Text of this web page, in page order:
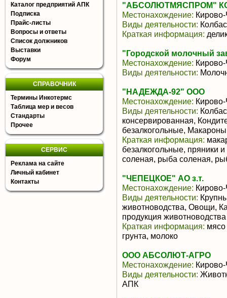
Каталог предприятий АПК
Подписка
Прайс-листы
Вопросы и ответы
Список должников
Выставки
Форум
СПРАВОЧНИК
Термины Инкотермс
Таблица мер и весов
Стандарты
Прочее
СЕРВИС
Реклама на сайте
Личный кабинет
Контакты
"АБСОЛЮТМЯСПРОМ"
Местонахождение:
Виды деятельности:
Краткая информация:
"Городской молочный
Местонахождение:
Виды деятельности:
"НАДЕЖДА-92" ООО
Местонахождение:
Виды деятельности:
консервированная,
безалкогольные,
Краткая информация:
безалкогольные, пряники
соленая, рыба соленая,
"ЧЕПЕЦКОЕ" АО з.т.
Местонахождение:
Виды деятельности:
животноводства, Овощи,
продукция животноводства
Краткая информация: мясо
грунта, молоко
ООО АБСОЛЮТ-АГРО
Местонахождение:
Виды деятельности:
АПК